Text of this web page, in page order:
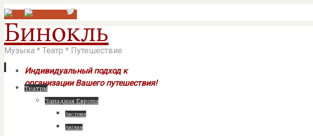
Бинокль
Музыка * Театр * Путешествие
Индивидуальный подход к
организации Вашего путешествия!
Перейти
содержимому
Театры
Западная Европа
Австрия
Англия